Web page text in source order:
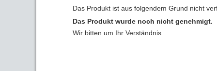
Das Produkt ist aus folgendem Grund nicht
Das Produkt wurde noch nicht genehmigt.
Wir bitten um Ihr Verständnis.